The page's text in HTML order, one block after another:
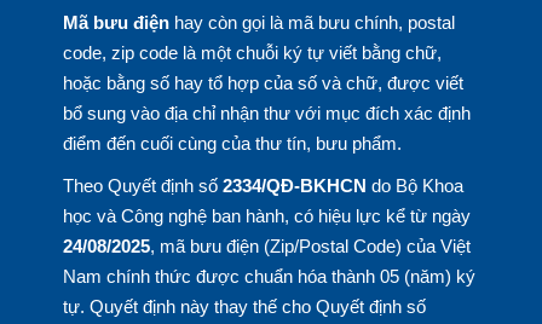
Mã bưu điệnhay còn gọi là mã bưu chính, postal
code, zip code là một chuỗi ký tự viết bằng chữ,
hoặc bằng số hay tổ hợp của số và chữ, được viết
bổ sung vào địa chỉ nhận thư với mục đích xác định
điểm đến cuối cùng của thư tín, bưu phẩm.
Theo Quyết định số 2334/QĐ-BKHCN do Bộ Khoa
học và Công nghệ ban hành, có hiệu lực kể từ ngày
24/08/2025, mã bưu điện (Zip/Postal Code) của Việt
Nam chính thức được chuẩn hóa thành 05 (năm) ký
tự. Quyết định này thay thế cho Quyết định số